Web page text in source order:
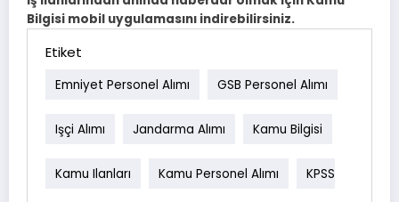
Bilgisi mobil uygulamasını indirebilirsiniz.
Etiket
Emniyet Personel Alımı GSB Personel Alımı
Işçi Alımı Jandarma Alımı Kamu Bilgisi
Kamu Ilanları Kamu Personel Alımı KPSS